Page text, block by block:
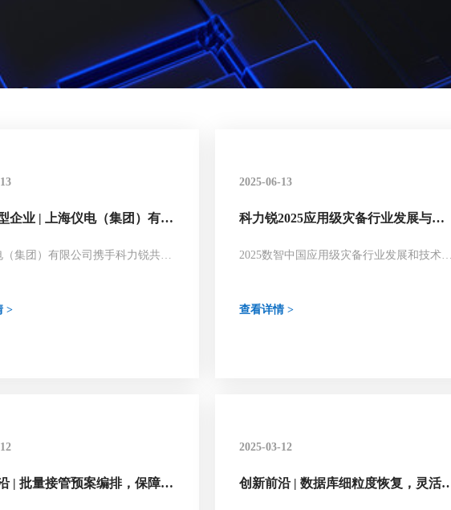
企业 | 上海仪电（集团）有限
（集团）有限公司携手科力锐共筑
>
2025-06-13
科力锐2025应用级灾备行业发展与技
新范式！
2025数智中国应用级灾备行业发展和技术
查看详情 >
| 批量接管预案编排，保障复
2025-03-12
创新前沿 | 数据库细粒度恢复，灵活